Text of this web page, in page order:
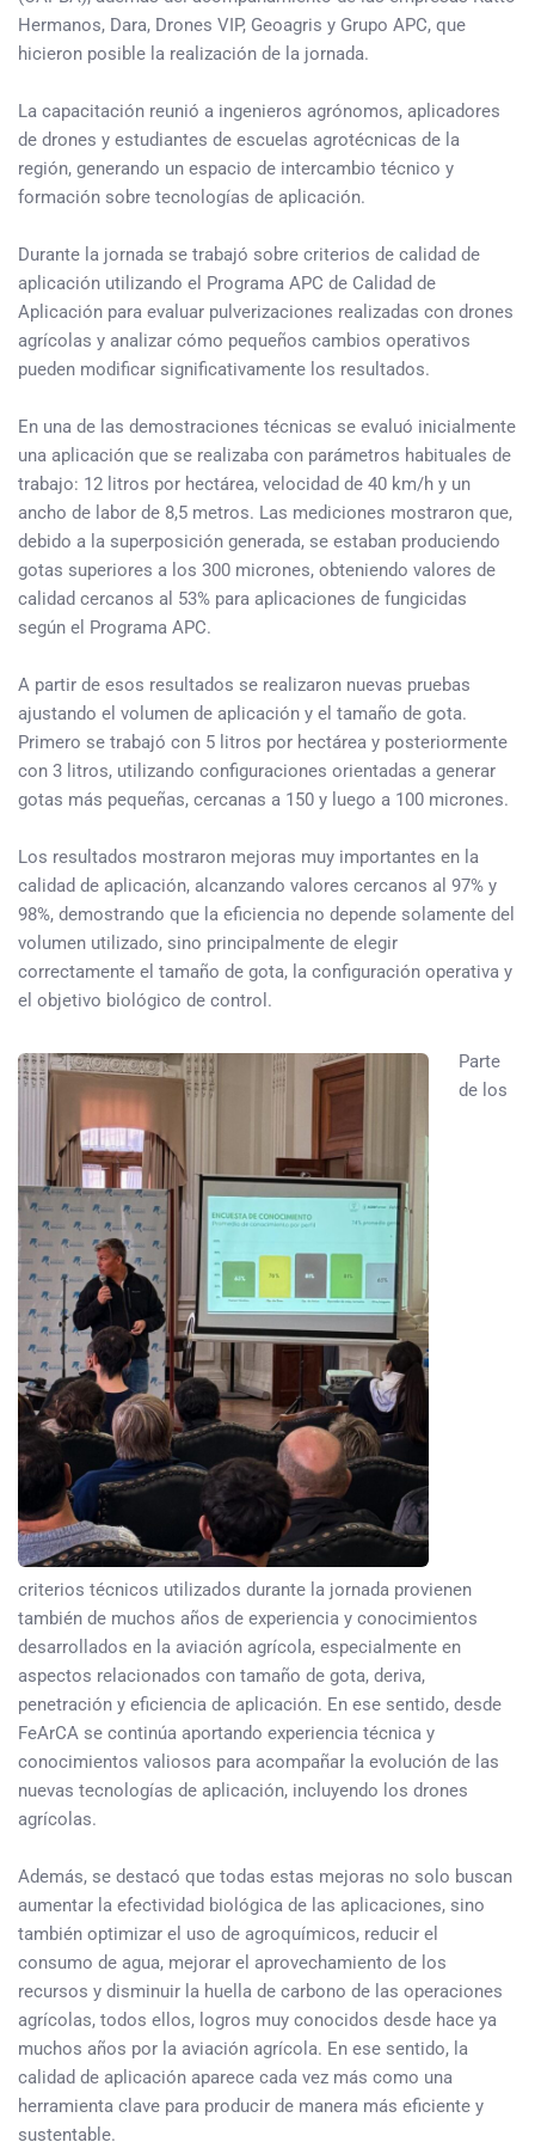
Hermanos, Dara, Drones VIP, Geoagris y Grupo APC, que
hicieron posible la realización de la jornada.
La capacitación reunió a ingenieros agrónomos, aplicadores
de drones y estudiantes de escuelas agrotécnicas de la
región, generando un espacio de intercambio técnico y
formación sobre tecnologías de aplicación.
Durante la jornada se trabajó sobre criterios de calidad de
aplicación utilizando el Programa APC de Calidad de
Aplicación para evaluar pulverizaciones realizadas con drones
agrícolas y analizar cómo pequeños cambios operativos
pueden modificar significativamente los resultados.
En una de las demostraciones técnicas se evaluó inicialmente
una aplicación que se realizaba con parámetros habituales de
trabajo: 12 litros por hectárea, velocidad de 40 km/h y un
ancho de labor de 8,5 metros. Las mediciones mostraron que,
debido a la superposición generada, se estaban produciendo
gotas superiores a los 300 micrones, obteniendo valores de
calidad cercanos al 53% para aplicaciones de fungicidas
según el Programa APC.
A partir de esos resultados se realizaron nuevas pruebas
ajustando el volumen de aplicación y el tamaño de gota.
Primero se trabajó con 5 litros por hectárea y posteriormente
con 3 litros, utilizando configuraciones orientadas a generar
gotas más pequeñas, cercanas a 150 y luego a 100 micrones.
Los resultados mostraron mejoras muy importantes en la
calidad de aplicación, alcanzando valores cercanos al 97% y
98%, demostrando que la eficiencia no depende solamente del
volumen utilizado, sino principalmente de elegir
correctamente el tamaño de gota, la configuración operativa y
el objetivo biológico de control.
Parte
de los
criterios técnicos utilizados durante la jornada provienen
también de muchos años de experiencia y conocimientos
desarrollados en la aviación agrícola, especialmente en
aspectos relacionados con tamaño de gota, deriva,
penetración y eficiencia de aplicación. En ese sentido, desde
FeArCA se continúa aportando experiencia técnica y
conocimientos valiosos para acompañar la evolución de las
nuevas tecnologías de aplicación, incluyendo los drones
agrícolas.
Además, se destacó que todas estas mejoras no solo buscan
aumentar la efectividad biológica de las aplicaciones, sino
también optimizar el uso de agroquímicos, reducir el
consumo de agua, mejorar el aprovechamiento de los
recursos y disminuir la huella de carbono de las operaciones
agrícolas, todos ellos, logros muy conocidos desde hace ya
muchos años por la aviación agrícola. En ese sentido, la
calidad de aplicación aparece cada vez más como una
herramienta clave para producir de manera más eficiente y
sustentable.